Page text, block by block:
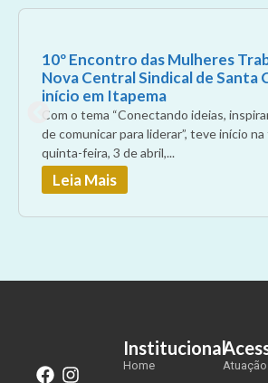
10º Encontro das Mulheres
Nova Central Sindical de Santa
início em Itapema
Com o tema “Conectando ideias,
de comunicar para liderar”, teve início
quinta-feira, 3 de abril,...
Leia Mais
Institucional
Home
Atuação